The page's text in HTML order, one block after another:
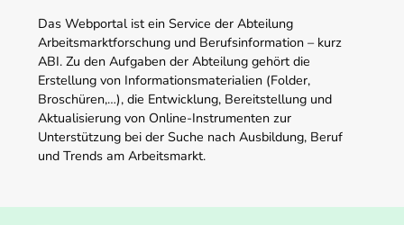
Das Webportal ist ein Service der Abteilung
Arbeitsmarktforschung und Berufsinformation – kurz
ABI. Zu den Aufgaben der Abteilung gehört die
Erstellung von Informationsmaterialien (Folder,
Broschüren,…), die Entwicklung, Bereitstellung und
Aktualisierung von Online-Instrumenten zur
Unterstützung bei der Suche nach Ausbildung, Beruf
und Trends am Arbeitsmarkt.